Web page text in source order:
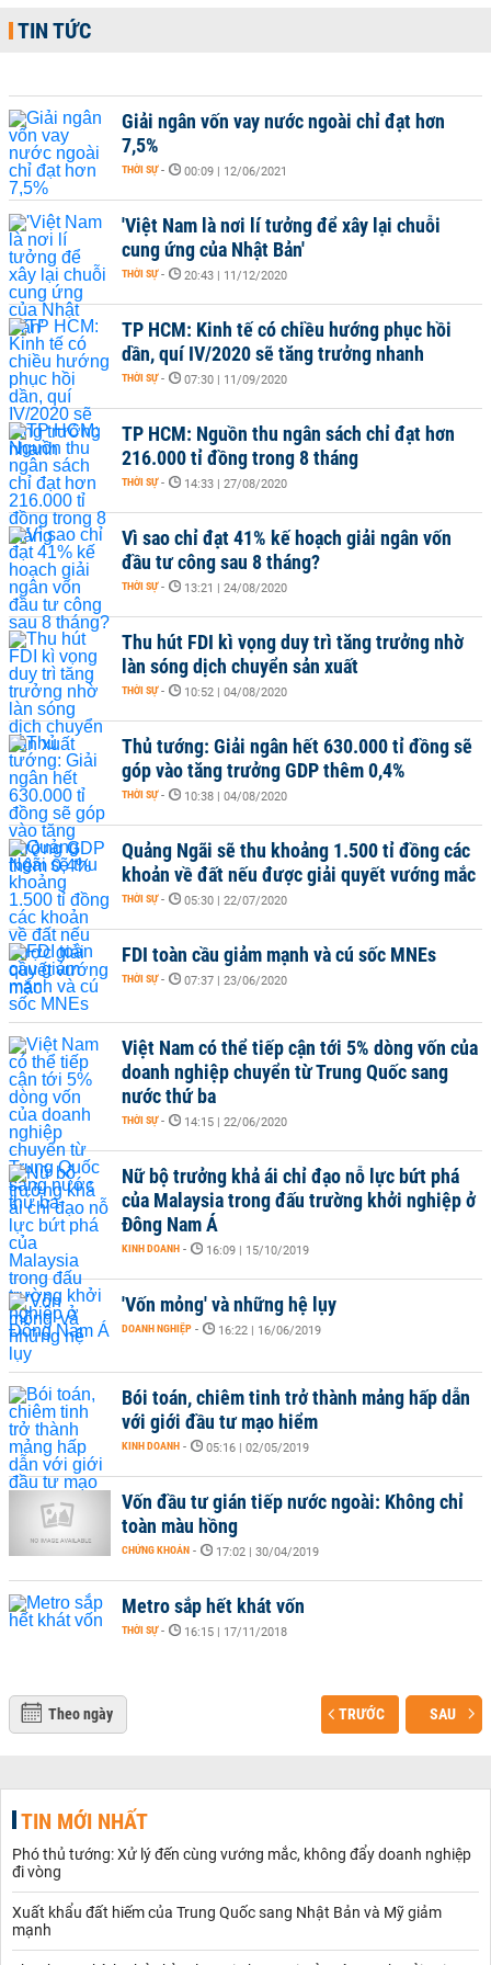
TIN TỨC
Giải ngân vốn vay nước ngoài chỉ đạt hơn
7,5%
THỜI SỰ - 00:09 | 12/06/2021
'Việt Nam là nơi lí tưởng để xây lại chuỗi
cung ứng của Nhật Bản'
THỜI SỰ - 20:43 | 11/12/2020
TP HCM: Kinh tế có chiều hướng phục hồi
dần, quí IV/2020 sẽ tăng trưởng nhanh
THỜI SỰ - 07:30 | 11/09/2020
TP HCM: Nguồn thu ngân sách chỉ đạt hơn
216.000 tỉ đồng trong 8 tháng
THỜI SỰ - 14:33 | 27/08/2020
Vì sao chỉ đạt 41% kế hoạch giải ngân vốn
đầu tư công sau 8 tháng?
THỜI SỰ - 13:21 | 24/08/2020
Thu hút FDI kì vọng duy trì tăng trưởng nhờ
làn sóng dịch chuyển sản xuất
THỜI SỰ - 10:52 | 04/08/2020
Thủ tướng: Giải ngân hết 630.000 tỉ đồng sẽ
góp vào tăng trưởng GDP thêm 0,4%
THỜI SỰ - 10:38 | 04/08/2020
Quảng Ngãi sẽ thu khoảng 1.500 tỉ đồng các
khoản về đất nếu được giải quyết vướng mắc
THỜI SỰ - 05:30 | 22/07/2020
FDI toàn cầu giảm mạnh và cú sốc MNEs
THỜI SỰ - 07:37 | 23/06/2020
Việt Nam có thể tiếp cận tới 5% dòng vốn của
doanh nghiệp chuyển từ Trung Quốc sang
nước thứ ba
THỜI SỰ - 14:15 | 22/06/2020
Nữ bộ trưởng khả ái chỉ đạo nỗ lực bứt phá
của Malaysia trong đấu trường khởi nghiệp ở
Đông Nam Á
KINH DOANH - 16:09 | 15/10/2019
'Vốn mỏng' và những hệ lụy
DOANH NGHIỆP - 16:22 | 16/06/2019
Bói toán, chiêm tinh trở thành mảng hấp dẫn
với giới đầu tư mạo hiểm
KINH DOANH - 05:16 | 02/05/2019
Vốn đầu tư gián tiếp nước ngoài: Không chỉ
toàn màu hồng
CHỨNG KHOÁN - 17:02 | 30/04/2019
Metro sắp hết khát vốn
THỜI SỰ - 16:15 | 17/11/2018
Theo ngày TRƯỚC SAU
TIN MỚI NHẤT
Phó thủ tướng: Xử lý đến cùng vướng mắc, không đẩy doanh nghiệp
đi vòng
Xuất khẩu đất hiếm của Trung Quốc sang Nhật Bản và Mỹ giảm
mạnh